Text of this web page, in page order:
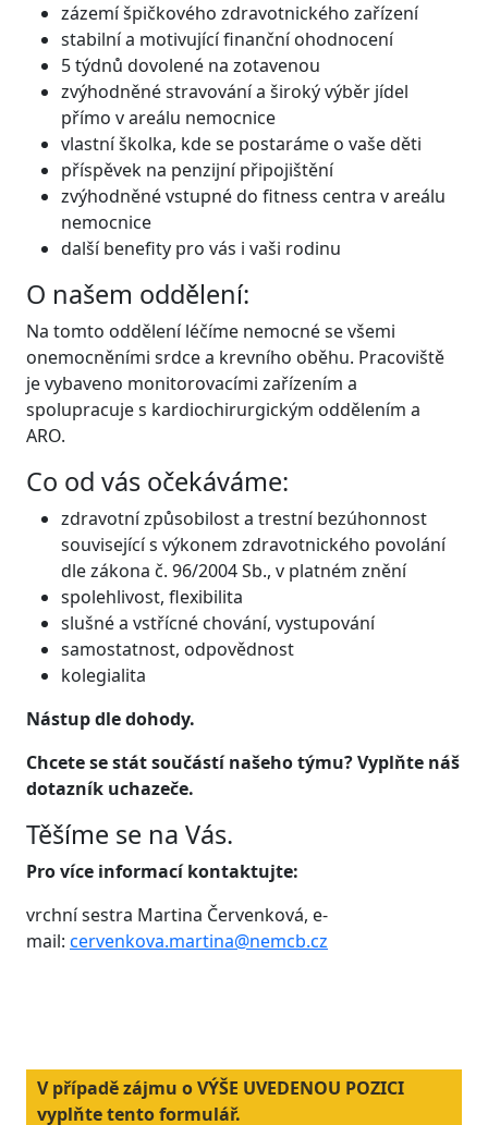
zázemí špičkového zdravotnického zařízení
stabilní a motivující finanční ohodnocení
5 týdnů dovolené na zotavenou
zvýhodněné stravování a široký výběr jídel
přímo v areálu nemocnice
vlastní školka, kde se postaráme o vaše děti
příspěvek na penzijní připojištění
zvýhodněné vstupné do fitness centra v areálu
nemocnice
další benefity pro vás i vaši rodinu
O našem oddělení:
Na tomto oddělení léčíme nemocné se všemi
onemocněními srdce a krevního oběhu. Pracoviště
je vybaveno monitorovacími zařízením a
spolupracuje s kardiochirurgickým oddělením a
ARO.
Co od vás očekáváme:
zdravotní způsobilost a trestní bezúhonnost
související s výkonem zdravotnického povolání
dle zákona č. 96/2004 Sb., v platném znění
spolehlivost, flexibilita
slušné a vstřícné chování, vystupování
samostatnost, odpovědnost
kolegialita
Nástup dle dohody.
Chcete se stát součástí našeho týmu? Vyplňte náš
dotazník uchazeče.
Těšíme se na Vás.
Pro více informací kontaktujte:
vrchní sestra Martina Červenková, e-
mail: cervenkova.martina@nemcb.cz
V případě zájmu o VÝŠE UVEDENOU POZICI
vyplňte tento formulář.